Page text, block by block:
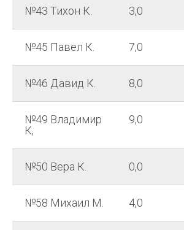
№43 Тихон К. 3,0
№45 Павел К. 7,0
№46 Давид К. 8,0
№49 Владимир
К,
9,0
№50 Вера К. 0,0
№58 Михаил М. 4,0